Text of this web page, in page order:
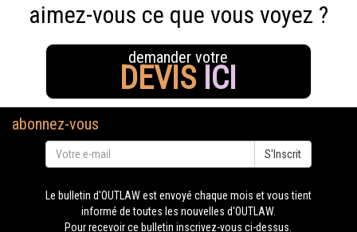
aimez-vous ce que vous voyez ?
demander votre
DEVIS ICI
abonnez-vous
S'Inscrit
Le bulletin d'OUTLAW est envoyé chaque mois et vous tient
informé de toutes les nouvelles d'OUTLAW.
Pour recevoir ce bulletin inscrivez-vous ci-dessus.